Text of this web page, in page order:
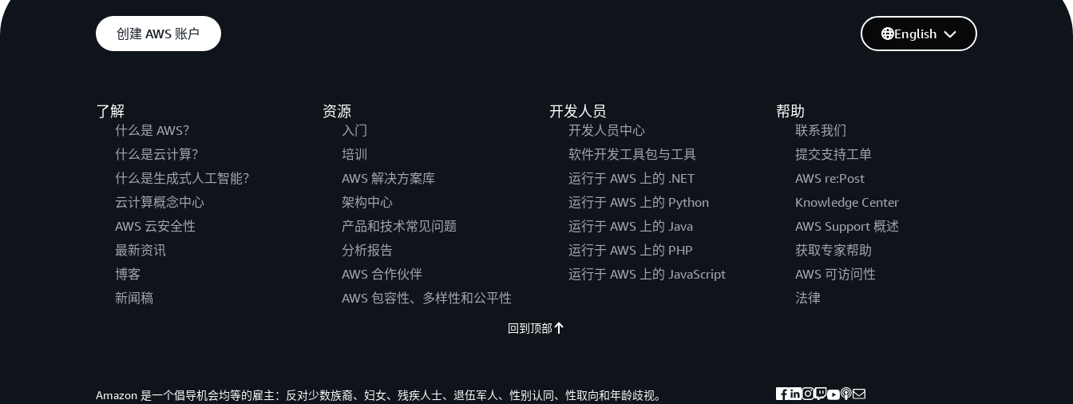
创建 AWS 账户
了解
什么是 AWS？
什么是云计算？
什么是生成式人工智能？
云计算概念中心
AWS 云安全性
最新资讯
博客
新闻稿
资源
入门
培训
AWS 解决方案库
架构中心
产品和技术常见问题
分析报告
AWS 合作伙伴
AWS 包容性、多样性和公平性
开发人员
开发人员中心
软件开发工具包与工具
运行于 AWS 上的 .NET
运行于 AWS 上的 Python
运行于 AWS 上的 Java
运行于 AWS 上的 PHP
运行于 AWS 上的 JavaScript
帮助
联系我们
提交支持工单
AWS re:Post
Knowledge Center
AWS Support 概述
获取专家帮助
AWS 可访问性
法律
English
回到顶部
Amazon 是一个倡导机会均等的雇主：反对少数族裔、妇女、残疾人士、退伍军人、性别认同、性取向和年龄歧视。